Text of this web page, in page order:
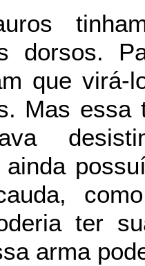
dorsos.
que virá-
Mas
ter
arma